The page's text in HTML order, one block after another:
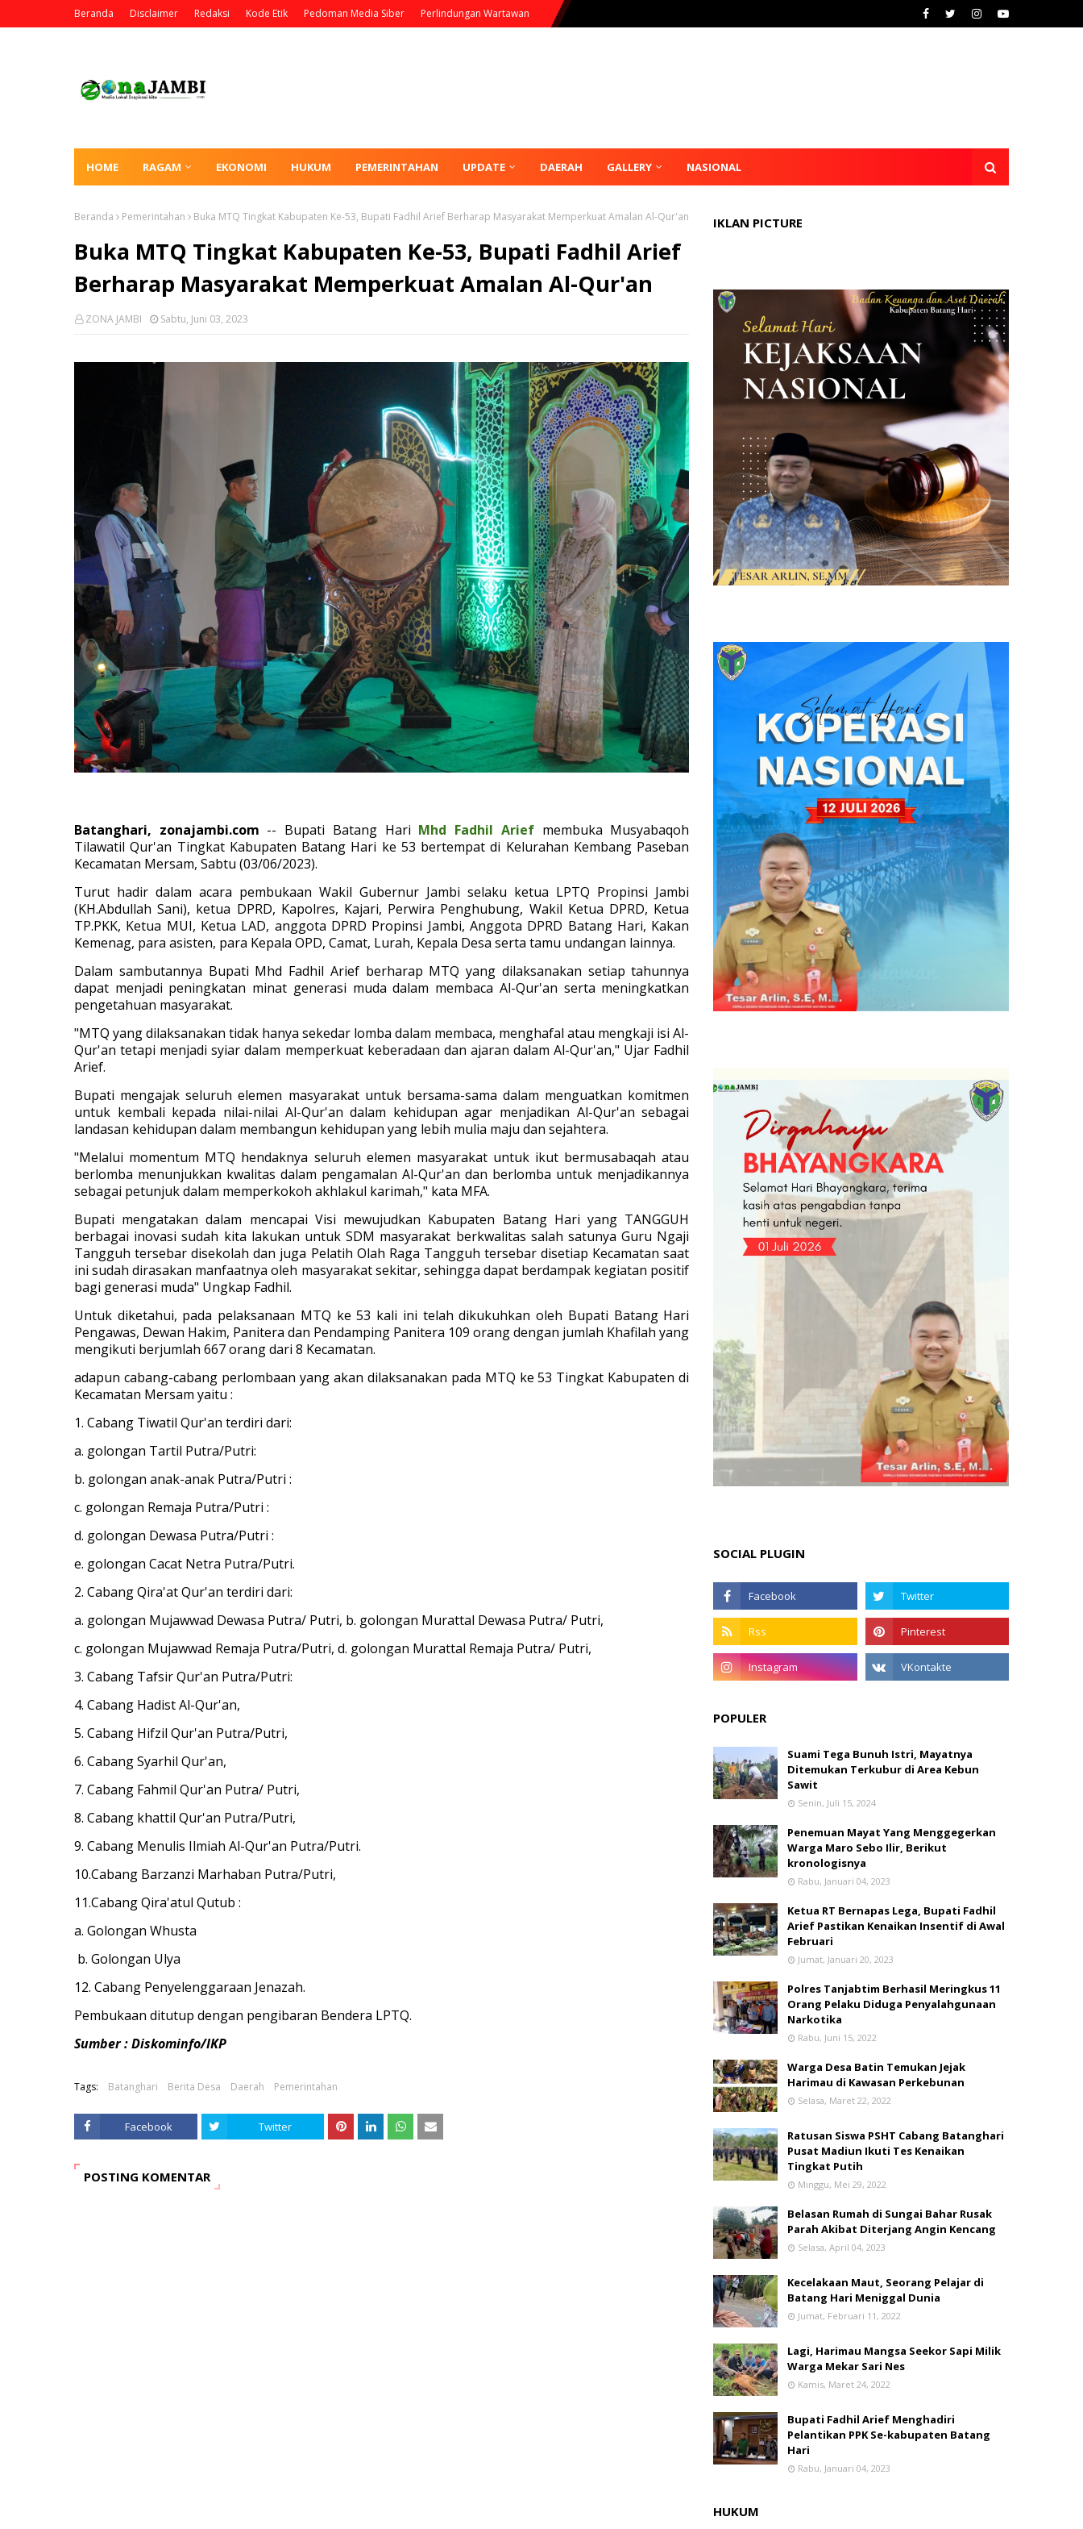
Beranda Disclaimer Redaksi Kode Etik Pedoman Media Siber Perlindungan Wartawan
HOME RAGAM EKONOMI HUKUM PEMERINTAHAN UPDATE DAERAH GALLERY NASIONAL
Beranda Pemerintahan Buka MTQ Tingkat Kabupaten Ke-53, Bupati Fadhil Arief Berharap Masyarakat Memperkuat Amalan Al-Qur'an
Buka MTQ Tingkat Kabupaten Ke-53, Bupati Fadhil Arief
Berharap Masyarakat Memperkuat Amalan Al-Qur'an
ZONA JAMBI Sabtu, Juni 03, 2023
Batanghari, zonajambi.com -- Bupati Batang Hari Mhd Fadhil Arief membuka Musyabaqoh
Tilawatil Qur'an Tingkat Kabupaten Batang Hari ke 53 bertempat di Kelurahan Kembang Paseban
Kecamatan Mersam, Sabtu (03/06/2023).
Turut hadir dalam acara pembukaan Wakil Gubernur Jambi selaku ketua LPTQ Propinsi Jambi
(KH.Abdullah Sani), ketua DPRD, Kapolres, Kajari, Perwira Penghubung, Wakil Ketua DPRD, Ketua
TP.PKK, Ketua MUI, Ketua LAD, anggota DPRD Propinsi Jambi, Anggota DPRD Batang Hari, Kakan
Kemenag, para asisten, para Kepala OPD, Camat, Lurah, Kepala Desa serta tamu undangan lainnya.
Dalam sambutannya Bupati Mhd Fadhil Arief berharap MTQ yang dilaksanakan setiap tahunnya
dapat menjadi peningkatan minat generasi muda dalam membaca Al-Qur'an serta meningkatkan
pengetahuan masyarakat.
"MTQ yang dilaksanakan tidak hanya sekedar lomba dalam membaca, menghafal atau mengkaji isi Al-
Qur'an tetapi menjadi syiar dalam memperkuat keberadaan dan ajaran dalam Al-Qur'an," Ujar Fadhil
Arief.
Bupati mengajak seluruh elemen masyarakat untuk bersama-sama dalam menguatkan komitmen
untuk kembali kepada nilai-nilai Al-Qur'an dalam kehidupan agar menjadikan Al-Qur'an sebagai
landasan kehidupan dalam membangun kehidupan yang lebih mulia maju dan sejahtera.
"Melalui momentum MTQ hendaknya seluruh elemen masyarakat untuk ikut bermusabaqah atau
berlomba menunjukkan kwalitas dalam pengamalan Al-Qur'an dan berlomba untuk menjadikannya
sebagai petunjuk dalam memperkokoh akhlakul karimah," kata MFA.
Bupati mengatakan dalam mencapai Visi mewujudkan Kabupaten Batang Hari yang TANGGUH
berbagai inovasi sudah kita lakukan untuk SDM masyarakat berkwalitas salah satunya Guru Ngaji
Tangguh tersebar disekolah dan juga Pelatih Olah Raga Tangguh tersebar disetiap Kecamatan saat
ini sudah dirasakan manfaatnya oleh masyarakat sekitar, sehingga dapat berdampak kegiatan positif
bagi generasi muda" Ungkap Fadhil.
Untuk diketahui, pada pelaksanaan MTQ ke 53 kali ini telah dikukuhkan oleh Bupati Batang Hari
Pengawas, Dewan Hakim, Panitera dan Pendamping Panitera 109 orang dengan jumlah Khafilah yang
mengikuti berjumlah 667 orang dari 8 Kecamatan.
adapun cabang-cabang perlombaan yang akan dilaksanakan pada MTQ ke 53 Tingkat Kabupaten di
Kecamatan Mersam yaitu :
1. Cabang Tiwatil Qur'an terdiri dari:
a. golongan Tartil Putra/Putri:
b. golongan anak-anak Putra/Putri :
c. golongan Remaja Putra/Putri :
d. golongan Dewasa Putra/Putri :
e. golongan Cacat Netra Putra/Putri.
2. Cabang Qira'at Qur'an terdiri dari:
a. golongan Mujawwad Dewasa Putra/ Putri, b. golongan Murattal Dewasa Putra/ Putri,
c. golongan Mujawwad Remaja Putra/Putri, d. golongan Murattal Remaja Putra/ Putri,
3. Cabang Tafsir Qur'an Putra/Putri:
4. Cabang Hadist Al-Qur'an,
5. Cabang Hifzil Qur'an Putra/Putri,
6. Cabang Syarhil Qur'an,
7. Cabang Fahmil Qur'an Putra/ Putri,
8. Cabang khattil Qur'an Putra/Putri,
9. Cabang Menulis Ilmiah Al-Qur'an Putra/Putri.
10.Cabang Barzanzi Marhaban Putra/Putri,
11.Cabang Qira'atul Qutub :
a. Golongan Whusta
b. Golongan Ulya
12. Cabang Penyelenggaraan Jenazah.
Pembukaan ditutup dengan pengibaran Bendera LPTQ.
Sumber : Diskominfo/IKP
Tags: Batanghari Berita Desa Daerah Pemerintahan
Facebook Twitter
POSTING KOMENTAR
IKLAN PICTURE
SOCIAL PLUGIN
POPULER
Suami Tega Bunuh Istri, Mayatnya
Ditemukan Terkubur di Area Kebun
Sawit
Senin, Juli 15, 2024
Penemuan Mayat Yang Menggegerkan
Warga Maro Sebo Ilir, Berikut
kronologisnya
Rabu, Januari 04, 2023
Ketua RT Bernapas Lega, Bupati Fadhil
Arief Pastikan Kenaikan Insentif di Awal
Februari
Jumat, Januari 20, 2023
Polres Tanjabtim Berhasil Meringkus 11
Orang Pelaku Diduga Penyalahgunaan
Narkotika
Rabu, Juni 15, 2022
Warga Desa Batin Temukan Jejak
Harimau di Kawasan Perkebunan
Selasa, Maret 22, 2022
Ratusan Siswa PSHT Cabang Batanghari
Pusat Madiun Ikuti Tes Kenaikan
Tingkat Putih
Minggu, Mei 29, 2022
Belasan Rumah di Sungai Bahar Rusak
Parah Akibat Diterjang Angin Kencang
Selasa, April 04, 2023
Kecelakaan Maut, Seorang Pelajar di
Batang Hari Meniggal Dunia
Jumat, Februari 11, 2022
Lagi, Harimau Mangsa Seekor Sapi Milik
Warga Mekar Sari Nes
Kamis, Maret 24, 2022
Bupati Fadhil Arief Menghadiri
Pelantikan PPK Se-kabupaten Batang
Hari
Rabu, Januari 04, 2023
HUKUM